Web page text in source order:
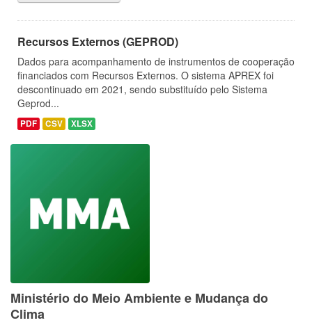
Recursos Externos (GEPROD)
Dados para acompanhamento de instrumentos de cooperação
financiados com Recursos Externos. O sistema APREX foi
descontinuado em 2021, sendo substituído pelo Sistema
Geprod...
PDF CSV XLSX
Ministério do Meio Ambiente e Mudança do
Clima